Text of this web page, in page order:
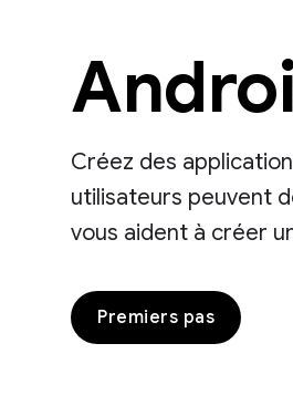
Créez des
utilisateurs peuvent
vous aident à créer
Premiers pas